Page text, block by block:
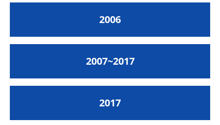
2006
2007~2017
2017